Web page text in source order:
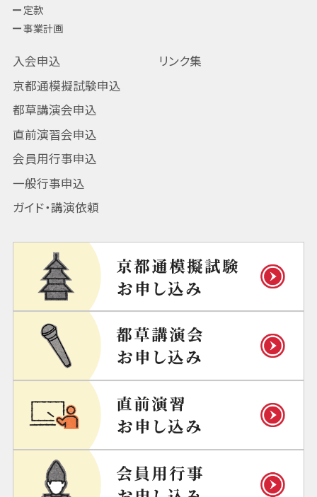
定款
事業計画
入会申込
京都通模擬試験申込
都草講演会申込
直前演習会申込
会員用行事申込
一般行事申込
ガイド・講演依頼
リンク集